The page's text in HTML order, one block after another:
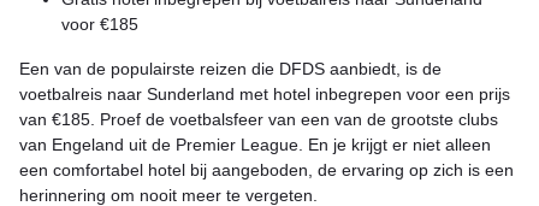
voor €185
Een van de populairste reizen die DFDS aanbiedt, is de
voetbalreis naar Sunderland met hotel inbegrepen voor een prijs
van €185. Proef de voetbalsfeer van een van de grootste clubs
van Engeland uit de Premier League. En je krijgt er niet alleen
een comfortabel hotel bij aangeboden, de ervaring op zich is een
herinnering om nooit meer te vergeten.